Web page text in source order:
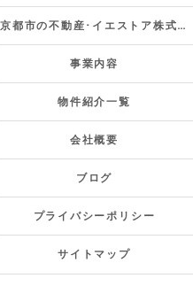
京都市の不動産･イエストア株式会社の評判
事業内容
物件紹介一覧
会社概要
ブログ
プライバシーポリシー
サイトマップ